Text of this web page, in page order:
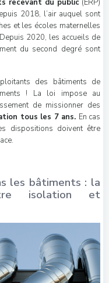
recevant du public(ERP)
2018, l’air auquel sont
et les écoles maternelles
2020, les accueils de
du second degré sont
des bâtiments de
! La loi impose au
de missionner des
tous les 7 ans. En cas
dispositions doivent être
les bâtiments : la
isolation et